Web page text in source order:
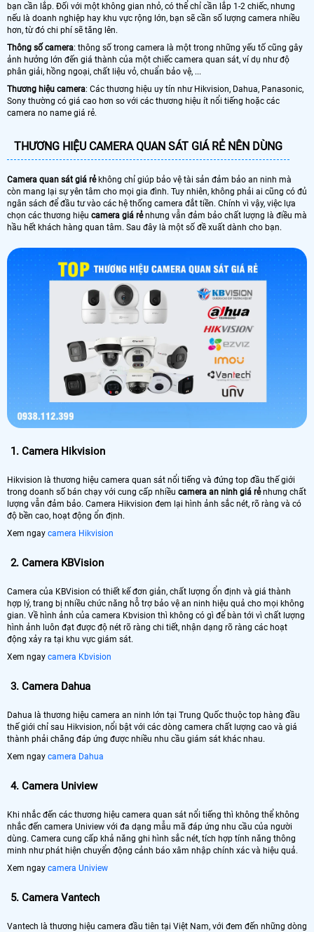
bạn cần lắp. Đối với một không gian nhỏ, có thể chỉ cần lắp 1-2 chiếc, nhưng
nếu là doanh nghiệp hay khu vực rộng lớn, bạn sẽ cần số lượng camera nhiều
hơn, từ đó chi phí sẽ tăng lên.
Thông số camera: thông số trong camera là một trong những yếu tố cũng gây
ảnh hưởng lớn đến giá thành của một chiếc camera quan sát, ví dụ như độ
phân giải, hồng ngoại, chất liệu vỏ, chuẩn bảo vệ, ...
Thương hiệu camera: Các thương hiệu uy tín như Hikvision, Dahua, Panasonic,
Sony thường có giá cao hơn so với các thương hiệu ít nổi tiếng hoặc các
camera no name giá rẻ.
THƯƠNG HIỆU CAMERA QUAN SÁT GIÁ RẺ NÊN DÙNG
Camera quan sát giá rẻkhông chỉ giúp bảo vệ tài sản đảm bảo an ninh mà
còn mang lại sự yên tâm cho mọi gia đình. Tuy nhiên, không phải ai cũng có đủ
ngân sách để đầu tư vào các hệ thống camera đắt tiền. Chính vì vậy, việc lựa
chọn các thương hiệu camera giá rẻnhưng vẫn đảm bảo chất lượng là điều mà
hầu hết khách hàng quan tâm. Sau đây là một số đề xuất dành cho bạn.
1. Camera Hikvision
Hikvision là thương hiệu camera quan sát nổi tiếng và đứng top đầu thế giới
trong doanh số bán chạy với cung cấp nhiều camera an ninh giá rẻnhưng chất
lượng vẫn đảm bảo. Camera Hikvision đem lại hình ảnh sắc nét, rõ ràng và có
độ bền cao, hoạt động ổn định.
Xem ngay camera Hikvision
2. Camera KBVision
Camera của KBVision có thiết kế đơn giản, chất lượng ổn định và giá thành
hợp lý, trang bị nhiều chức năng hỗ trợ bảo vệ an ninh hiệu quả cho mọi không
gian. Về hình ảnh của camera Kbvision thì không có gì để bàn tới vì chất lượng
hình ảnh luôn đạt được độ nét rõ ràng chi tiết, nhận dạng rõ ràng các hoạt
động xảy ra tại khu vực giám sát.
Xem ngay camera Kbvision
3. Camera Dahua
Dahua là thương hiệu camera an ninh lớn tại Trung Quốc thuộc top hàng đầu
thế giới chỉ sau Hikvision, nổi bật với các dòng camera chất lượng cao và giá
thành phải chăng đáp ứng được nhiều nhu cầu giám sát khác nhau.
Xem ngay camera Dahua
4. Camera Uniview
Khi nhắc đến các thương hiệu camera quan sát nổi tiếng thì không thể không
nhắc đến camera Uniview với đa dạng mẫu mã đáp ứng nhu cầu của người
dùng. Camera cung cấp khả năng ghi hình sắc nét, tích hợp tính năng thông
minh như phát hiện chuyển động cảnh báo xâm nhập chính xác và hiệu quả.
Xem ngay camera Uniview
5. Camera Vantech
Vantech là thương hiệu camera đầu tiên tại Việt Nam, với đem đến những dòng